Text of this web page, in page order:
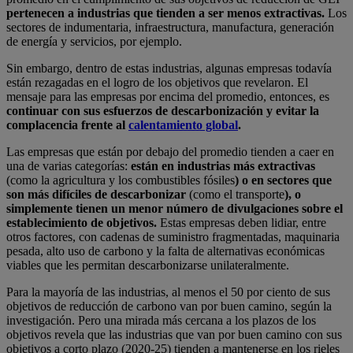
pertenecen a industrias que tienden a ser menos extractivas. Los
sectores de indumentaria, infraestructura, manufactura, generación
de energía y servicios, por ejemplo.
Sin embargo, dentro de estas industrias, algunas empresas todavía
están rezagadas en el logro de los objetivos que revelaron. El
mensaje para las empresas por encima del promedio, entonces, es
continuar con sus esfuerzos de descarbonización y evitar la
complacencia frente al calentamiento global.
Las empresas que están por debajo del promedio tienden a caer en
una de varias categorías: están en industrias más extractivas
(como la agricultura y los combustibles fósiles) o en sectores que
son más difíciles de descarbonizar (como el transporte), o
simplemente tienen un menor número de divulgaciones sobre el
establecimiento de objetivos. Estas empresas deben lidiar, entre
otros factores, con cadenas de suministro fragmentadas, maquinaria
pesada, alto uso de carbono y la falta de alternativas económicas
viables que les permitan descarbonizarse unilateralmente.
Para la mayoría de las industrias, al menos el 50 por ciento de sus
objetivos de reducción de carbono van por buen camino, según la
investigación. Pero una mirada más cercana a los plazos de los
objetivos revela que las industrias que van por buen camino con sus
objetivos a corto plazo (2020-25) tienden a mantenerse en los rieles